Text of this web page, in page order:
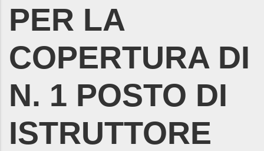
PER LA
COPERTURA DI
N. 1 POSTO DI
ISTRUTTORE